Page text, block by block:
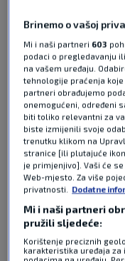
povijesti NBA lige.
Brinemo o vašoj
Mi i naši partneri 603
podaci o pregledavanju
na vašem uređaju.
tehnologije praćenja
partneri obrađujemo
onemogućeni, određeni
biti toliko relevantni za
biste izmijenili svoje
trenutku klikom na
stranice [ili plutajuće
je primjenjivo]. Vaši će
Web-mjesto. Za više
privatnosti.
Dodatne
Mi i naši partneri
pružili sljedeće:
Korištenje preciznih
karakteristika uređaja